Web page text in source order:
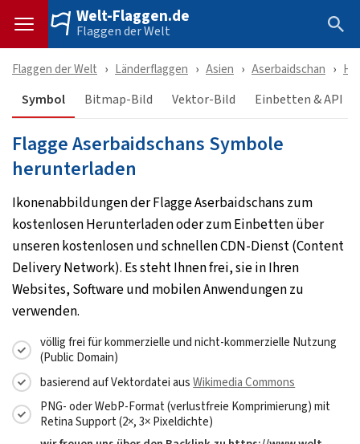
Welt-Flaggen.de
Flaggen der Welt
Flaggen der Welt Länderflaggen Asien Aserbaidschan
Symbol Bitmap-Bild Vektor-Bild Einbetten & API
Flagge Aserbaidschans Symbole
herunterladen
Ikonenabbildungen der Flagge Aserbaidschans zum
kostenlosen Herunterladen oder zum Einbetten über
unseren kostenlosen und schnellen CDN-Dienst (Content
Delivery Network). Es steht Ihnen frei, sie in Ihren
Websites, Software und mobilen Anwendungen zu
verwenden.
völlig frei für kommerzielle und nicht-kommerzielle Nutzung
(Public Domain)
basierend auf Vektordatei ausWikimedia Commons
PNG- oder WebP-Format (verlustfreie Komprimierung) mit
Retina Support (2×, 3× Pixeldichte)